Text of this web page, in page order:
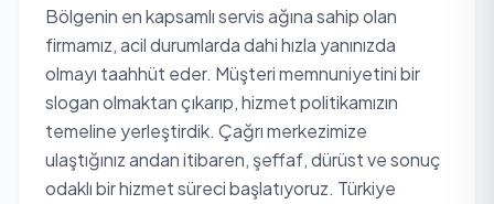
Bölgenin en kapsamlı servis ağına sahip olan
firmamız, acil durumlarda dahi hızla yanınızda
olmayı taahhüt eder. Müşteri memnuniyetini bir
slogan olmaktan çıkarıp, hizmet politikamızın
temeline yerleştirdik. Çağrı merkezimize
ulaştığınız andan itibaren, şeffaf, dürüst ve sonuç
odaklı bir hizmet süreci başlatıyoruz. Türkiye